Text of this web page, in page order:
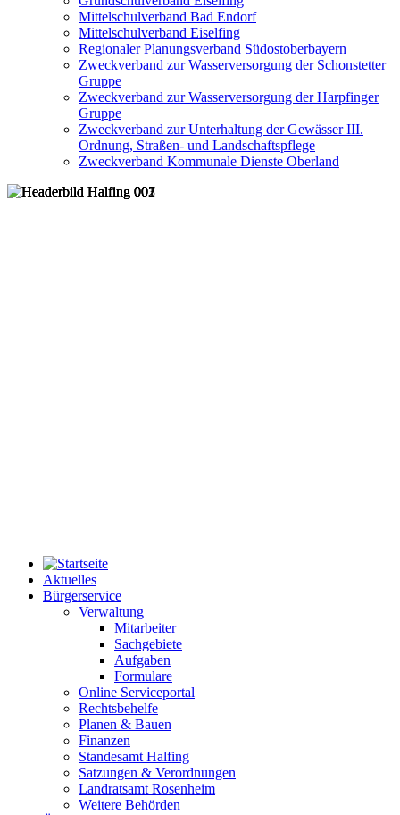
Mittelschulverband Bad Endorf
Mittelschulverband Eiselfing
Regionaler Planungsverband Südostoberbayern
Zweckverband zur Wasserversorgung der Schonstetter
Gruppe
Zweckverband zur Wasserversorgung der Harpfinger
Gruppe
Zweckverband zur Unterhaltung der Gewässer III.
Ordnung, Straßen- und Landschaftspflege
Zweckverband Kommunale Dienste Oberland
Aktuelles
Bürgerservice
Verwaltung
Mitarbeiter
Sachgebiete
Aufgaben
Formulare
Online Serviceportal
Rechtsbehelfe
Planen & Bauen
Finanzen
Standesamt Halfing
Satzungen & Verordnungen
Landratsamt Rosenheim
Weitere Behörden